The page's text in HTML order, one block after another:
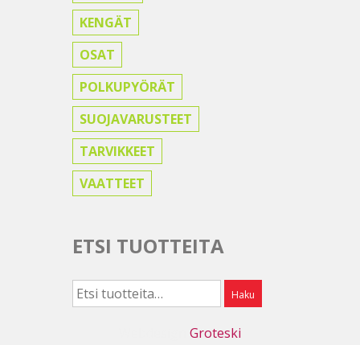
KENGÄT
OSAT
POLKUPYÖRÄT
SUOJAVARUSTEET
TARVIKKEET
VAATTEET
ETSI TUOTTEITA
Etsi: Haku
Groteski